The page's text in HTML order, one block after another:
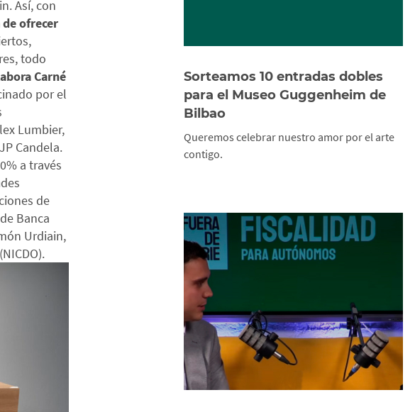
Así, con
ofrecer
todo
Carné
por el
Lumbier,
Candela.
a través
de
Banca
Urdiain,
Sorteamos 10 entradas dobles
para el Museo Guggenheim de
Bilbao
Queremos celebrar nuestro amor por el arte
contigo.